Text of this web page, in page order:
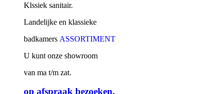
Klssiek sanitair.
Landelijke en klassieke
badkamers ASSORTIMENT
U kunt onze showroom
van ma t/m zat.
op afspraak bezoeken.